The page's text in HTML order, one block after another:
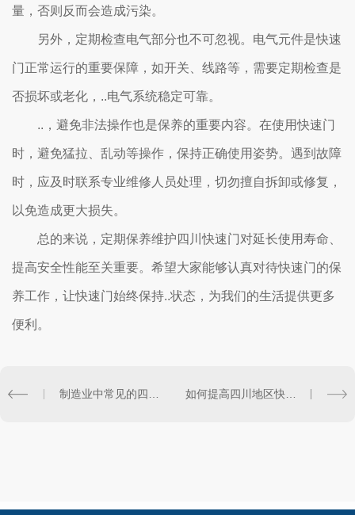
量，否则反而会造成污染。
另外，定期检查电气部分也不可忽视。电气元件是快速
门正常运行的重要保障，如开关、线路等，需要定期检查是
否损坏或老化，..电气系统稳定可靠。
..，避免非法操作也是保养的重要内容。在使用快速门
时，避免猛拉、乱动等操作，保持正确使用姿势。遇到故障
时，应及时联系专业维修人员处理，切勿擅自拆卸或修复，
以免造成更大损失。
总的来说，定期保养维护四川快速门对延长使用寿命、
提高安全性能至关重要。希望大家能够认真对待快速门的保
养工作，让快速门始终保持..状态，为我们的生活提供更多
便利。